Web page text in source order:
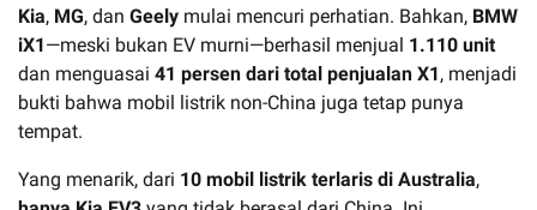
Kia, MG, dan Geely mulai mencuri perhatian. Bahkan, BMW
iX1—meski bukan EV murni—berhasil menjual 1.110 unit
dan menguasai 41 persen dari total penjualan X1, menjadi
bukti bahwa mobil listrik non-China juga tetap punya
tempat.
Yang menarik, dari 10 mobil listrik terlaris di Australia,